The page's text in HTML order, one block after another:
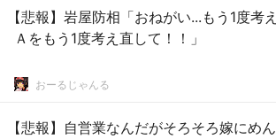
【悲報】岩屋防相「おねがい...もう1度考
Ａをもう1度考え直して！！」
おーるじゃんる
【悲報】自営業なんだがそろそろ嫁にめ